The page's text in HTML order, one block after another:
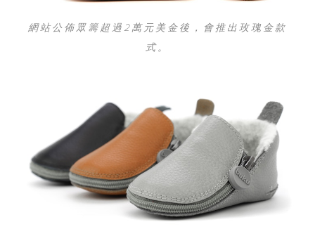
網站公佈眾籌超過2萬元美金後，會推出玫瑰金款
式。